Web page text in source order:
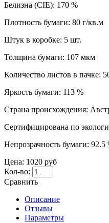
Белизна (CIE): 170 %
Плотность бумаги: 80 г/кв.м
Штук в коробке: 5 шт.
Толщина бумаги: 107 мкм
Количество листов в пачке:
Яркость бумаги: 113 %
Страна происхождения:
Сертифицирована по
Непрозрачность бумаги: 92.5
Цена: 1020 руб
Кол-во:
Сравнить
Описание
Отзывы
Параметры